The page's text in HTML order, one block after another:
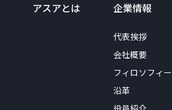
アスアとは 企業情報
代表挨拶
会社概要
フィロソフィー
沿革